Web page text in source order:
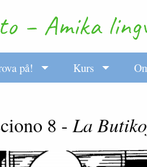
på! Kurs
8 -La